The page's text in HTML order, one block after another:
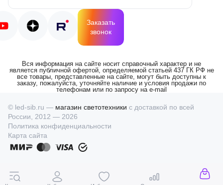
Заказать
звонок
Вся информация на сайте носит справочный характер и не
является публичной офертой, определяемой статьей 437 ГК РФ не
все товары, представленные на сайте, могут быть доступны к
заказу, пожалуйста, уточняйте наличие и условия продажи по
телефонам или по запросу на e-mail
© led-sib.ru — магазин светотехники с доставкой по всей
России, 2012 — 2026
Политика конфиденциальности
Карта сайта